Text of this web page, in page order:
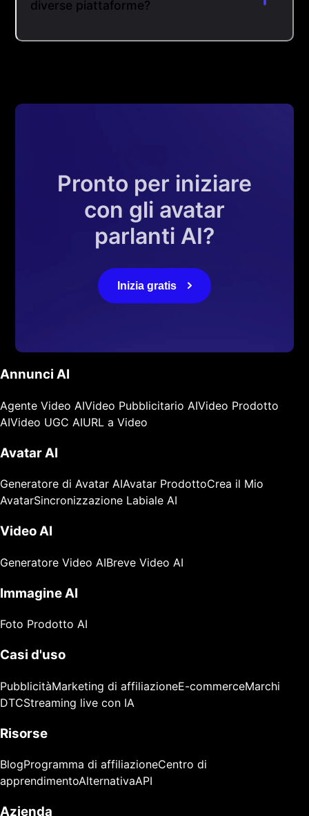
diverse piattaforme?
Pronto per iniziare
con gli avatar
parlanti AI?
Inizia gratis
Annunci AI
Agente Video AIVideo Pubblicitario AIVideo Prodotto
AIVideo UGC AIURL a Video
Avatar AI
Generatore di Avatar AIAvatar ProdottoCrea il Mio
AvatarSincronizzazione Labiale AI
Video AI
Generatore Video AIBreve Video AI
Immagine AI
Foto Prodotto AI
Casi d'uso
PubblicitàMarketing di affiliazioneE-commerceMarchi
DTCStreaming live con IA
Risorse
BlogProgramma di affiliazioneCentro di
apprendimentoAlternativaAPI
Azienda